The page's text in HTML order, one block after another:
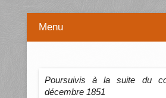
Menu
Poursuivis à la suite du
décembre 1851